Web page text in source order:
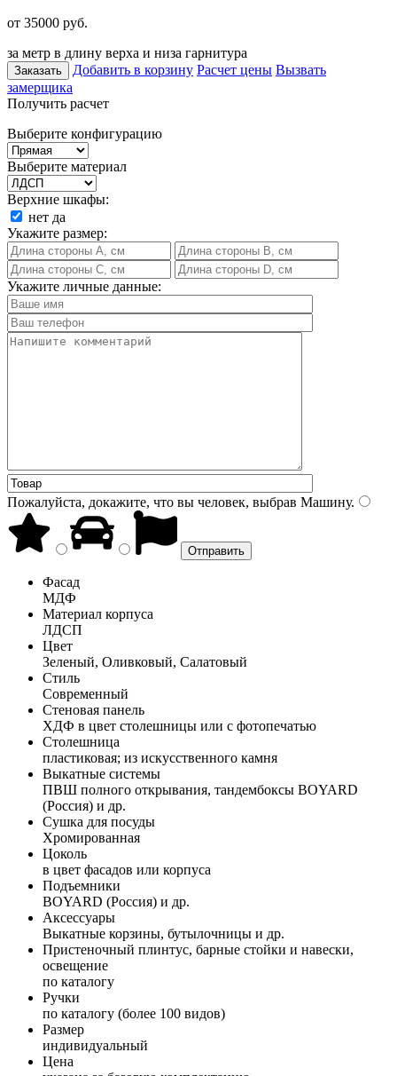
от 35000 руб.
за метр в длину верха и низа гарнитура
Заказать Добавить в корзину Расчет цены Вызвать
замерщика
Получить расчет
Выберите конфигурацию
Выберите материал
Верхние шкафы:
нет да
Укажите размер:
Укажите личные данные:
Пожалуйста, докажите, что вы человек, выбрав Машину.
Фасад
МДФ
Материал корпуса
ЛДСП
Цвет
Зеленый, Оливковый, Салатовый
Стиль
Современный
Стеновая панель
ХДФ в цвет столешницы или с фотопечатью
Столешница
пластиковая; из искусственного камня
Выкатные системы
ПВШ полного открывания, тандембоксы BOYARD
(Россия) и др.
Сушка для посуды
Хромированная
Цоколь
в цвет фасадов или корпуса
Подъемники
BOYARD (Россия) и др.
Аксессуары
Выкатные корзины, бутылочницы и др.
Пристеночный плинтус, барные стойки и навески,
освещение
по каталогу
Ручки
по каталогу (более 100 видов)
Размер
индивидуальный
Цена